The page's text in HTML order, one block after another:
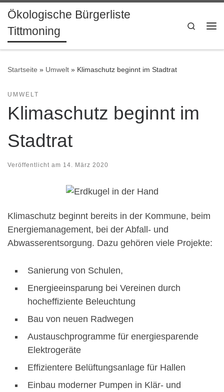
Zum Inhalt springen
Ökologische Bürgerliste
Tittmoning
Search
Startseite » Umwelt » Klimaschutz beginnt im Stadtrat
UMWELT
Klimaschutz beginnt im
Stadtrat
Veröffentlicht am 14. März 2020
Klimaschutz beginnt bereits in der Kommune, beim
Energiemanagement, bei der Abfall- und
Abwasserentsorgung. Dazu gehören viele Projekte:
Sanierung von Schulen,
Energieeinsparung bei Vereinen durch
hocheffiziente Beleuchtung
Bau von neuen Radwegen
Austauschprogramme für energiesparende
Elektrogeräte
Effizientere Belüftungsanlage für Hallen
Einbau moderner Pumpen in Klär- und